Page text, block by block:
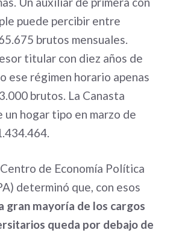
puede percibir entre
brutos mensuales.
titular con diez años de
ese régimen horario apenas
brutos. La Canasta
un hogar tipo en marzo de
de Economía Política
determinó que, con esos
gran mayoría de los cargos
queda por debajo de